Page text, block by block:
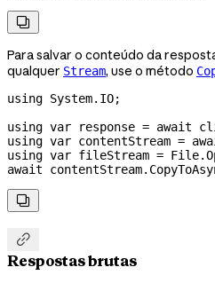

Para salvar o conteúdo da
qualquer Stream, use o método
using System. IO;
using var response = await
using var contentStream =
using var fileStream = File.
await contentStream.


Respostas brutas